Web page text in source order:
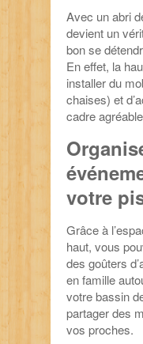
Avec un abri
devient un
bon se
En effet, la
installer du
chaises) et
cadre
votre
Grâce à
haut, vous
des goûters
en famille
votre bassin
partager des
vos proches.